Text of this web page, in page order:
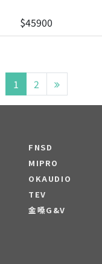
$45900
1 2
FNSD
MIPRO
OKAUDIO
TEV
金嗓G&V